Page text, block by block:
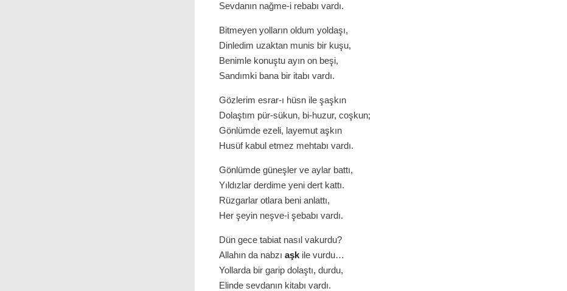
Sevdanın nağme-i rebabı vardı.
Bitmeyen yolların oldum yoldaşı,
Dinledim uzaktan munis bir kuşu,
Benimle konuştu ayın on beşi,
Sandımki bana bir itabı vardı.
Gözlerim esrar-ı hüsn ile şaşkın
Dolaştım pür-sükun, bi-huzur, coşkun;
Gönlümde ezeli, layemut aşkın
Husüf kabul etmez mehtabı vardı.
Gönlümde güneşler ve aylar battı,
Yıldızlar derdime yeni dert kattı.
Rüzgarlar otlara beni anlattı,
Her şeyin neşve-i şebabı vardı.
Dün gece tabiat nasıl vakurdu?
Allahın da nabzı aşk ile vurdu…
Yollarda bir garip dolaştı, durdu,
Elinde sevdanın kitabı vardı.